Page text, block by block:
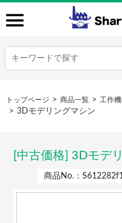
トップページ 商品一覧 工作
3Dモデリングマシン
[中古価格] 3Dモデ
商品No.：